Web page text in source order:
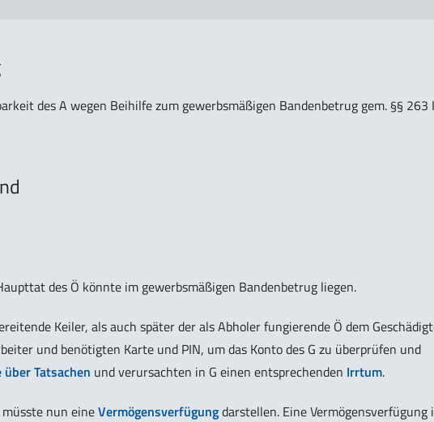
des A wegen Beihilfe zum gewerbsmäßigen Bandenbetrug gem. §§ 263
des Ö könnte im gewerbsmäßigen Bandenbetrug liegen.
Keiler, als auch später der als Abholer fungierende Ö dem
und benötigten Karte und PIN, um das Konto des G zu überprüfen und
Tatsachen und verursachten in G einen entsprechenden Irrtum.
nun eineVermögensverfügungdarstellen. Eine Vermögensverfügung